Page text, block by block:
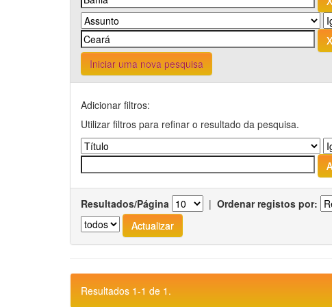
Iniciar uma nova pesquisa
Adicionar filtros:
Utilizar filtros para refinar o resultado da pesquisa.
Resultados/Página | Ordenar registos por:
Resultados 1-1 de 1.